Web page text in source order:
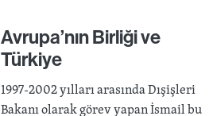
Avrupa’nın Birliği ve
Türkiye
1997-2002 yılları arasında Dışişleri
Bakanı olarak görev yapan İsmail bu